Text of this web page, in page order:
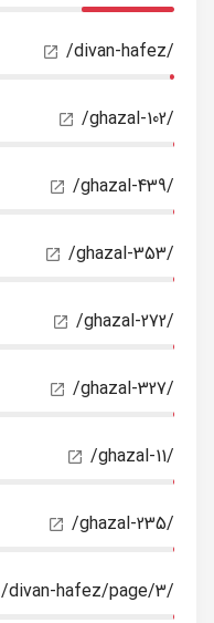
/divan-hafez/
/ghazal-102/
/ghazal-439/
/ghazal-353/
/ghazal-272/
/ghazal-327/
/ghazal-11/
/ghazal-235/
/divan-hafez/page/3/